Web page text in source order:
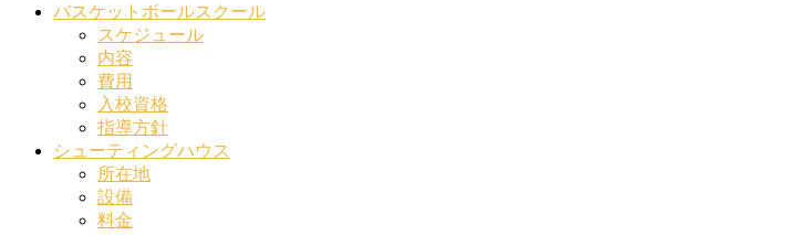
バスケットボールスクール
スケジュール
内容
費用
入校資格
指導方針
シューティングハウス
所在地
設備
料金